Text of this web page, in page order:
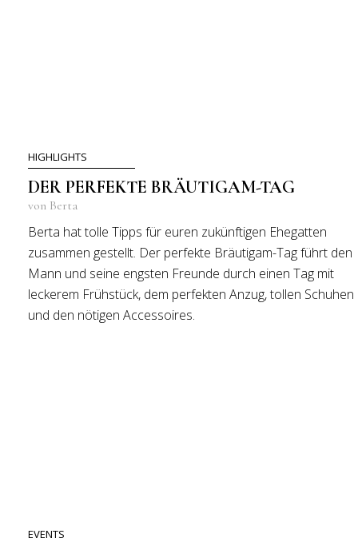
HIGHLIGHTS
DER PERFEKTE BRÄUTIGAM-TAG
von Berta
Berta hat tolle Tipps für euren zukünftigen Ehegatten
zusammen gestellt. Der perfekte Bräutigam-Tag führt den
Mann und seine engsten Freunde durch einen Tag mit
leckerem Frühstück, dem perfekten Anzug, tollen Schuhen
und den nötigen Accessoires.
EVENTS